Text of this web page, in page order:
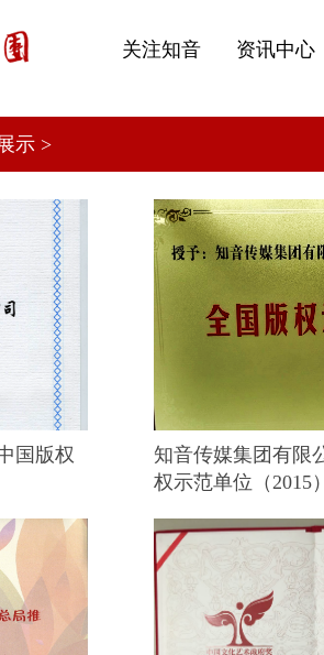
关注知音 资讯中心
示 >
国版权
知音传媒集团有限
权示范单位（2015）